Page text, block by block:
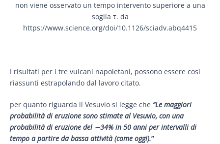
non viene osservato un tempo intervento superiore a una
soglia τ. da
https://www.science.org/doi/10.1126/sciadv.abq4415
I risultati per i tre vulcani napoletani, possono essere così
riassunti estrapolando dal lavoro citato.
per quanto riguarda il Vesuvio si legge che “Le maggiori
probabilità di eruzione sono stimate al Vesuvio, con una
probabilità di eruzione del ∼34% in 50 anni per intervalli di
tempo a partire da bassa attività(come oggi).”